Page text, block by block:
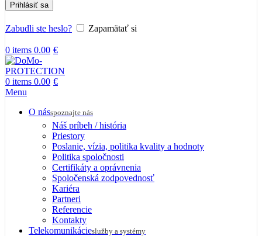
Prihlásiť sa
Zabudli ste heslo? Zapamätať si
0 items 0.00 €
0 items 0.00 €
Menu
O násspoznajte nás
Náš príbeh / história
Priestory
Poslanie, vízia, politika kvality a hodnoty
Politika spoločnosti
Certifikáty a oprávnenia
Spoločenská zodpovednosť
Kariéra
Partneri
Referencie
Kontakty
Telekomunikácieslužby a systémy